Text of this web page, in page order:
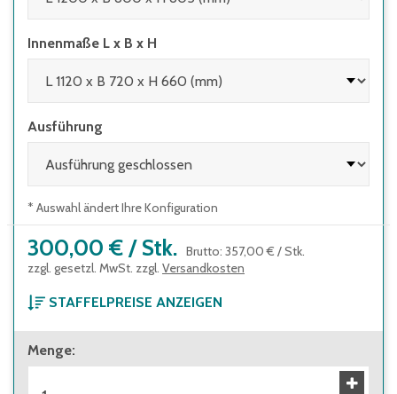
Innenmaße L x B x H
Ausführung
* Auswahl ändert Ihre Konfiguration
300,00 € / Stk. Brutto: 357,00 € /Stk.
zzgl. gesetzl. MwSt. zzgl. Versandkosten
STAFFELPREISE ANZEIGEN
ab 1 Stück
300,00 €
Menge: